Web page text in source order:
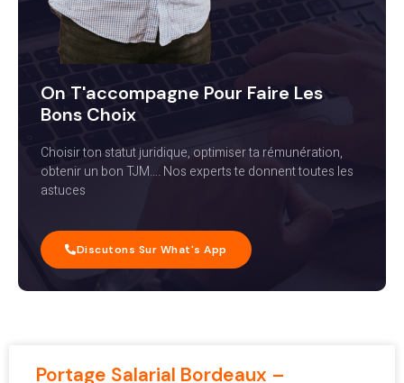
On T'accompagne Pour Faire Les
Bons Choix
Choisir ton statut juridique, optimiser ta rémunération,
obtenir un bon TJM…. Nos experts te donnent toutes les
astuces
Discutons Sur What's App
Portage Salarial Bordeaux –